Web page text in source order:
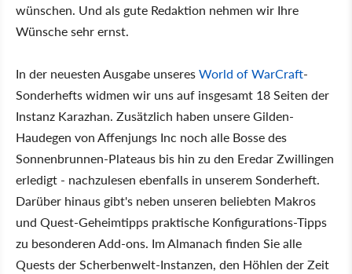
wünschen. Und als gute Redaktion nehmen wir Ihre
Wünsche sehr ernst.
In der neuesten Ausgabe unseresWorld of WarCraft-
Sonderhefts widmen wir uns auf insgesamt 18 Seiten der
Instanz Karazhan. Zusätzlich haben unsere Gilden-
Haudegen von Affenjungs Inc noch alle Bosse des
Sonnenbrunnen-Plateaus bis hin zu den Eredar Zwillingen
erledigt - nachzulesen ebenfalls in unserem Sonderheft.
Darüber hinaus gibt's neben unseren beliebten Makros
und Quest-Geheimtipps praktische Konfigurations-Tipps
zu besonderen Add-ons. Im Almanach finden Sie alle
Quests der Scherbenwelt-Instanzen, den Höhlen der Zeit